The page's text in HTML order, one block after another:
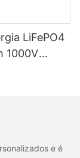
LiFePO4
1000V
e é